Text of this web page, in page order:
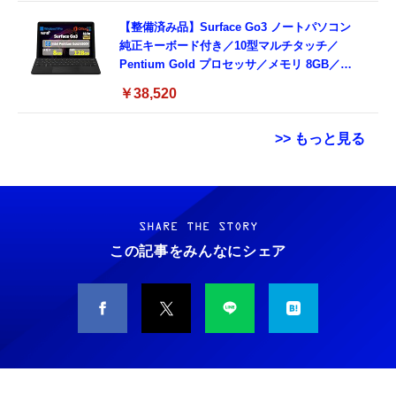
【整備済み品】Surface Go3 ノートパソコン
純正キーボード付き／10型マルチタッチ／
Pentium Gold プロセッサ／メモリ 8GB／
Bluetooth5.0／USB-C／1080p顔認証カメラ
￥38,520
>> もっと見る
Grithope イヤホン タイプC【2026新モデル
耐久性】 有線イヤホン マイク付き HiFi音質
ノイズ低減 重低音 遅延なし
￥949
タイプc 寝ホンイヤホン 寝ホン type-c 有線
睡眠用イヤホン 【音質強化バージョン
￥2,199
霊界コミュニケーションロボット BAKETAN
WARASHI ばけたん ワラシ 改 KAI
￥5,400
M10SR AIペット（コミュニケーションロボッ
ト）
SHARE THE STORY
この記事をみんなにシェア